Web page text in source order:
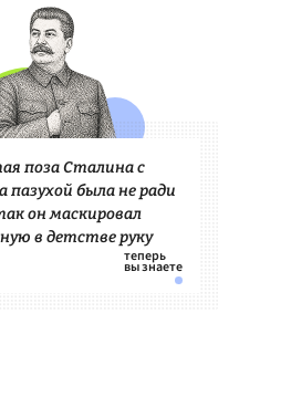
поза Сталина с
пазухой была не ради
он маскировал
в детстве руку